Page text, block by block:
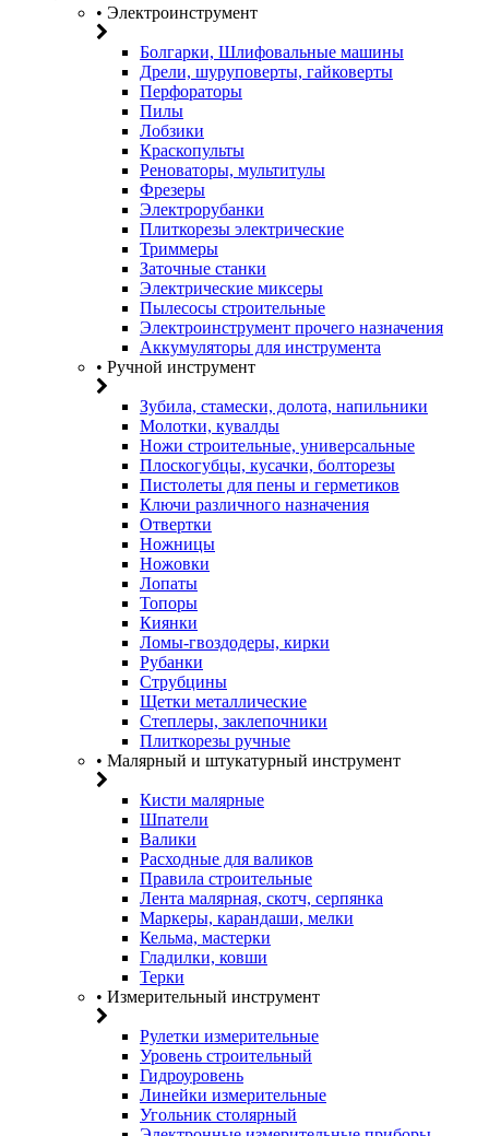
• Электроинструмент
Болгарки, Шлифовальные машины
Дрели, шуруповерты, гайковерты
Перфораторы
Пилы
Лобзики
Краскопульты
Реноваторы, мультитулы
Фрезеры
Электрорубанки
Плиткорезы электрические
Триммеры
Заточные станки
Электрические миксеры
Пылесосы строительные
Электроинструмент прочего назначения
Аккумуляторы для инструмента
• Ручной инструмент
Зубила, стамески, долота, напильники
Молотки, кувалды
Ножи строительные, универсальные
Плоскогубцы, кусачки, болторезы
Пистолеты для пены и герметиков
Ключи различного назначения
Отвертки
Ножницы
Ножовки
Лопаты
Топоры
Киянки
Ломы-гвоздодеры, кирки
Рубанки
Струбцины
Щетки металлические
Степлеры, заклепочники
Плиткорезы ручные
• Малярный и штукатурный инструмент
Кисти малярные
Шпатели
Валики
Расходные для валиков
Правила строительные
Лента малярная, скотч, серпянка
Маркеры, карандаши, мелки
Кельма, мастерки
Гладилки, ковши
Терки
• Измерительный инструмент
Рулетки измерительные
Уровень строительный
Гидроуровень
Линейки измерительные
Угольник столярный